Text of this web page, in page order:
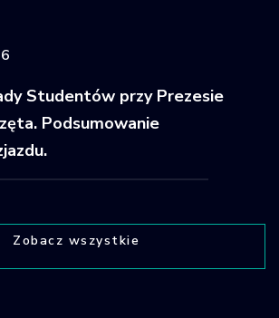
Studentów przy Prezesie
Podsumowanie
Zobacz wszystkie